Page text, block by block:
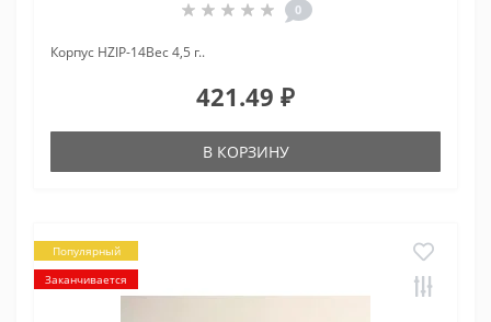
0
Корпус HZIP-14Вес 4,5 г..
421.49 ₽
В КОРЗИНУ
Популярный
Заканчивается